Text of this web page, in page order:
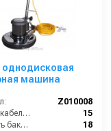
однодисковая
машина
Z010008
Длина кабеля (м):
15
Ёмкость бака (л):
18